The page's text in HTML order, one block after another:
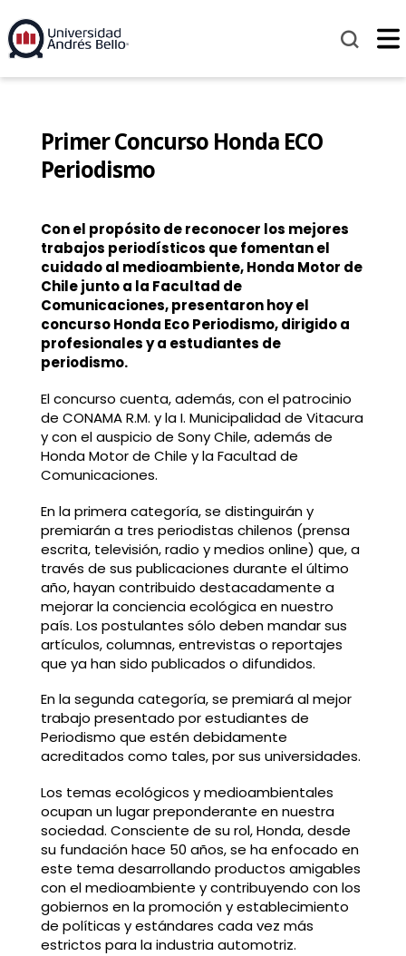
Primer Concurso Honda ECO
Periodismo
Con el propósito de reconocer los mejores
trabajos periodísticos que fomentan el
cuidado al medioambiente, Honda Motor de
Chile junto a la Facultad de
Comunicaciones, presentaron hoy el
concurso Honda Eco Periodismo, dirigido a
profesionales y a estudiantes de
periodismo.
El concurso cuenta, además, con el patrocinio
de CONAMA R.M. y la I. Municipalidad de Vitacura
y con el auspicio de Sony Chile, además de
Honda Motor de Chile y la Facultad de
Comunicaciones.
En la primera categoría, se distinguirán y
premiarán a tres periodistas chilenos (prensa
escrita, televisión, radio y medios online) que, a
través de sus publicaciones durante el último
año, hayan contribuido destacadamente a
mejorar la conciencia ecológica en nuestro
país. Los postulantes sólo deben mandar sus
artículos, columnas, entrevistas o reportajes
que ya han sido publicados o difundidos.
En la segunda categoría, se premiará al mejor
trabajo presentado por estudiantes de
Periodismo que estén debidamente
acreditados como tales, por sus universidades.
Los temas ecológicos y medioambientales
ocupan un lugar preponderante en nuestra
sociedad. Consciente de su rol, Honda, desde
su fundación hace 50 años, se ha enfocado en
este tema desarrollando productos amigables
con el medioambiente y contribuyendo con los
gobiernos en la promoción y establecimiento
de políticas y estándares cada vez más
estrictos para la industria automotriz.